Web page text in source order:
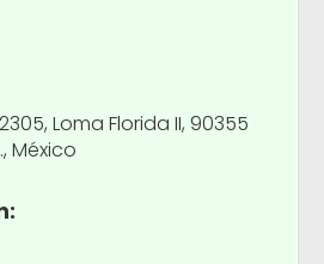
Loma Florida II, 90355
México